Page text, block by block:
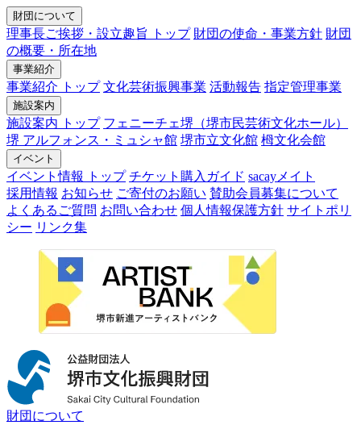
財団について
理事長ご挨拶・設立趣旨 トップ 財団の使命・事業方針 財団
の概要・所在地
事業紹介
事業紹介 トップ 文化芸術振興事業 活動報告 指定管理事業
施設案内
施設案内 トップ フェニーチェ堺（堺市民芸術文化ホール）
堺 アルフォンス・ミュシャ館 堺市立文化館 栂文化会館
イベント
イベント情報 トップ チケット購入ガイド sacayメイト
採用情報 お知らせ ご寄付のお願い 賛助会員募集について
よくあるご質問 お問い合わせ 個人情報保護方針 サイトポリ
シー リンク集
財団について